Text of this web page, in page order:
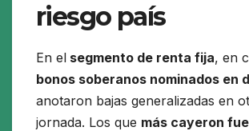
riesgo país
En el segmento de renta fija, en
bonos soberanos nominados en
anotaron bajas generalizadas en
jornada. Los que más cayeron